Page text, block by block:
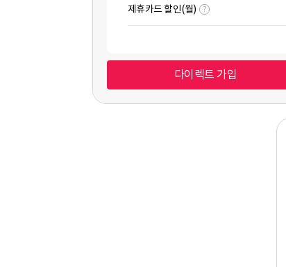
제휴카드 할인(월)
?
다이렉트 가입